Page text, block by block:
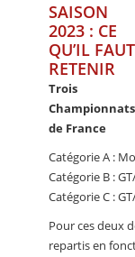
SAISON
2023 : CE
QU’IL FAUT
RETENIR
Trois
Championnats
de France
Catégorie A :
Catégorie B :
Catégorie C :
Pour ces deux
repartis en